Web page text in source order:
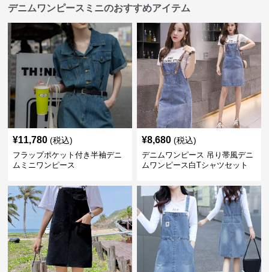
デニムワンピースミニのおすすめアイテム
¥11,780 (税込)
フラップポケット付き半袖デニ
ムミニワンピース
¥8,680 (税込)
デニムワンピース 吊り帯風デニ
ムワンピース白Tシャツセット